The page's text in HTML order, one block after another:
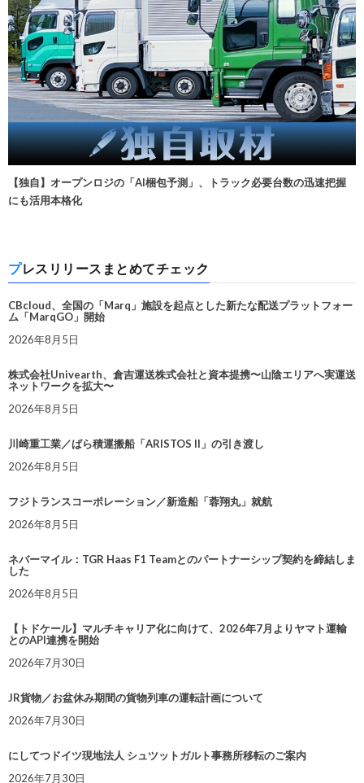
【独自】オープンロジの「AI梱包予測」、トラック必要台数の迅速把握
にも活用本格化
プレスリリースまとめてチェック
CBcloud、全国の「Marq」施設を起点とした新たな配送プラットフォー
ム「MarqGO」開始
2026年8月5日
株式会社Univearth、倉吉運送株式会社と資本提携〜山陰エリアへ実運送
ネットワークを拡大〜
2026年8月5日
川崎重工業／ばら積運搬船「ARISTOS II」の引き渡し
2026年8月5日
フジトランスコーポレーション／新造船「蓉翔丸」就航
2026年8月5日
ネバーマイル：TGR Haas F1 Teamとのパートナーシップ契約を締結しま
した
2026年8月5日
【トドケール】マルチキャリア化に向けて、2026年7月よりヤマト運輸
とのAPI連携を開始
2026年7月30日
JR貨物／お盆休み期間の貨物列車の運転計画について
2026年7月30日
にしてつドイツ現地法人 シュツットガルト事務所移転のご案内
2026年7月30日